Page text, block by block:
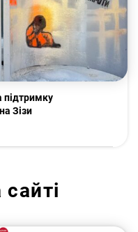
підтримку
Зізи